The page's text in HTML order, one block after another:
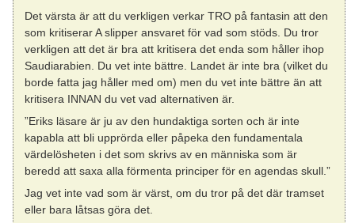
Det värsta är att du verkligen verkar TRO på fantasin att den
som kritiserar A slipper ansvaret för vad som stöds. Du tror
verkligen att det är bra att kritisera det enda som håller ihop
Saudiarabien. Du vet inte bättre. Landet är inte bra (vilket du
borde fatta jag håller med om) men du vet inte bättre än att
kritisera INNAN du vet vad alternativen är.
”Eriks läsare är ju av den hundaktiga sorten och är inte
kapabla att bli upprörda eller påpeka den fundamentala
värdelösheten i det som skrivs av en människa som är
beredd att saxa alla förmenta principer för en agendas skull.”
Jag vet inte vad som är värst, om du tror på det där tramset
eller bara låtsas göra det.